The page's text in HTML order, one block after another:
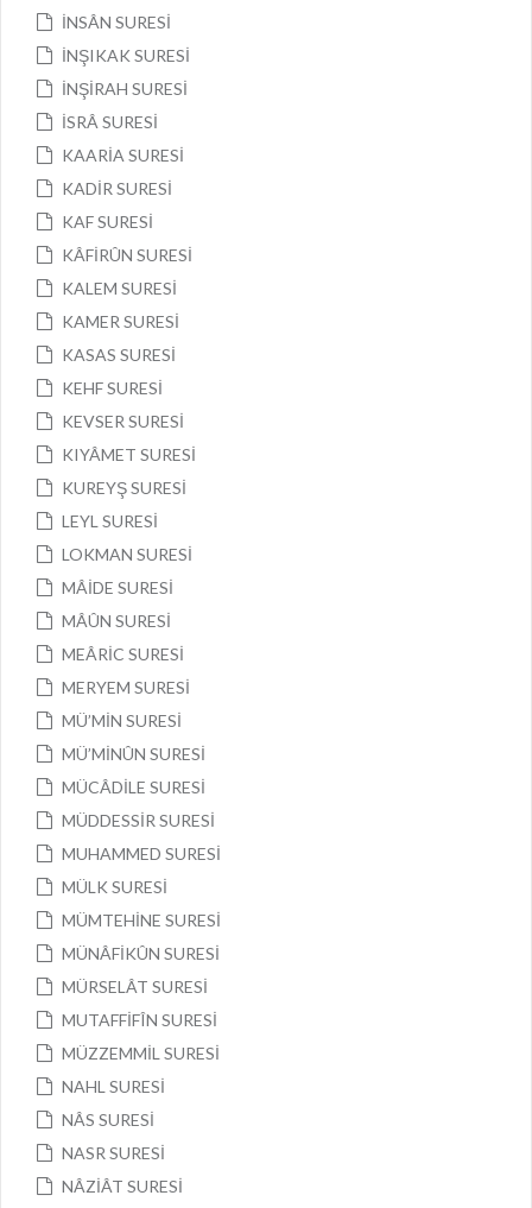
İNSÂN SURESİ
İNŞIKAK SURESİ
İNŞİRAH SURESİ
İSRÂ SURESİ
KAARİA SURESİ
KADİR SURESİ
KAF SURESİ
KÂFİRÛN SURESİ
KALEM SURESİ
KAMER SURESİ
KASAS SURESİ
KEHF SURESİ
KEVSER SURESİ
KIYÂMET SURESİ
KUREYŞ SURESİ
LEYL SURESİ
LOKMAN SURESİ
MÂİDE SURESİ
MÂÛN SURESİ
MEÂRİC SURESİ
MERYEM SURESİ
MÜ’MİN SURESİ
MÜ’MİNÛN SURESİ
MÜCÂDİLE SURESİ
MÜDDESSİR SURESİ
MUHAMMED SURESİ
MÜLK SURESİ
MÜMTEHİNE SURESİ
MÜNÂFİKÛN SURESİ
MÜRSELÂT SURESİ
MUTAFFİFÎN SURESİ
MÜZZEMMİL SURESİ
NAHL SURESİ
NÂS SURESİ
NASR SURESİ
NÂZİÂT SURESİ